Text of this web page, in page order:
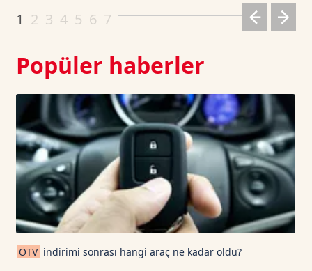
1 2 3 4 5 6 7
Popüler haberler
ÖTV indirimi sonrası hangi araç ne kadar oldu?